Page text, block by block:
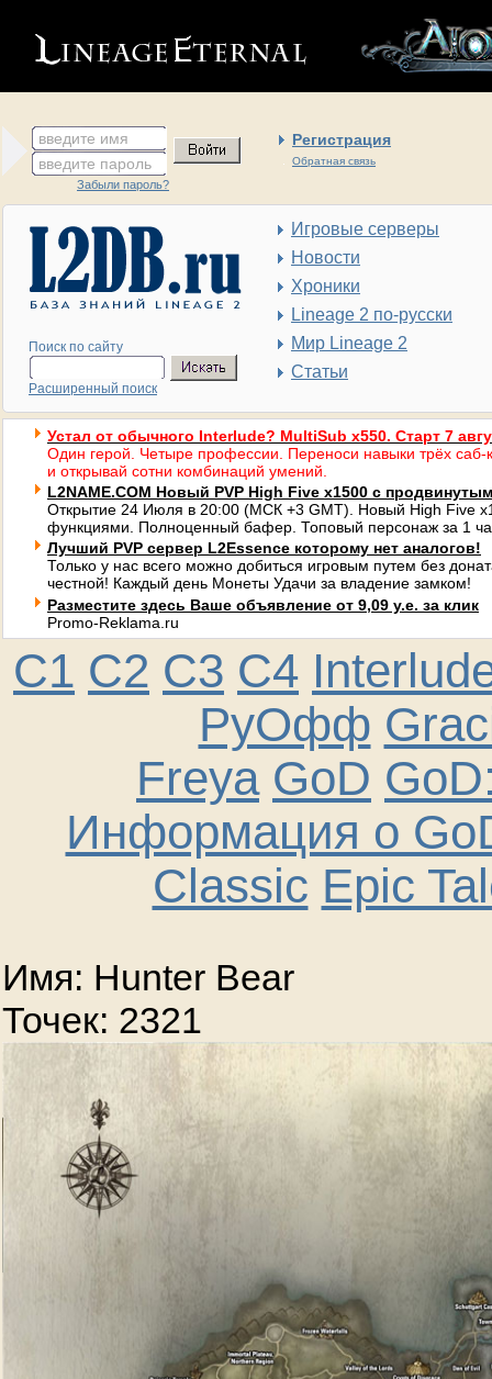
введите имя Регистрация
Обратная связь
введите пароль
Забыли пароль?
Поиск по сайту
Расширенный поиск
Игровые серверы
Новости
Хроники
Lineage 2 по-русски
Мир Lineage 2
Статьи
Устал от обычного Interlude? MultiSub x550. Старт 7
Один герой. Четыре профессии. Переноси навыки трёх саб-
и открывай сотни комбинаций умений.
L2NAME.COM Новый PVP High Five x1500 с
Открытие 24 Июля в 20:00 (МСК +3 GMT). Новый High Five
функциями. Полноценный бафер. Топовый персонаж за 1
Лучший PVP сервер L2Essence которому нет аналогов!
Только у нас всего можно добиться игровым путем без
честной! Каждый день Монеты Удачи за владение замком!
Разместите здесь Ваше объявление от 9,09 у.е. за клик
Promo-Reklama.ru
C1 C2 C3 C4
РуОфф
Freya GoD
Информация о
Classic Epic
Имя: Hunter Bear
Точек: 2321